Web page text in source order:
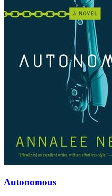
Autonomous